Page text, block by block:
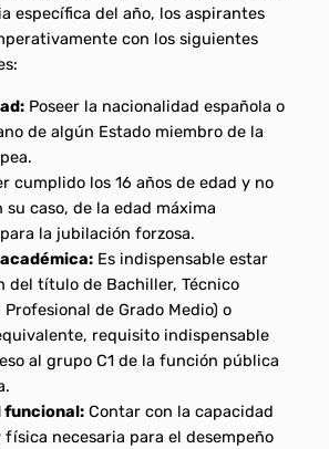
específica del año, los aspirantes
con los siguientes
Poseer la nacionalidad española o
de algún Estado miembro de la
cumplido los 16 años de edad y no
su caso, de la edad máxima
la jubilación forzosa.
Es indispensable estar
del título de Bachiller, Técnico
de Grado Medio) o
requisito indispensable
al grupo C1 de la función pública
funcional:Contar con la capacidad
necesaria para el desempeño